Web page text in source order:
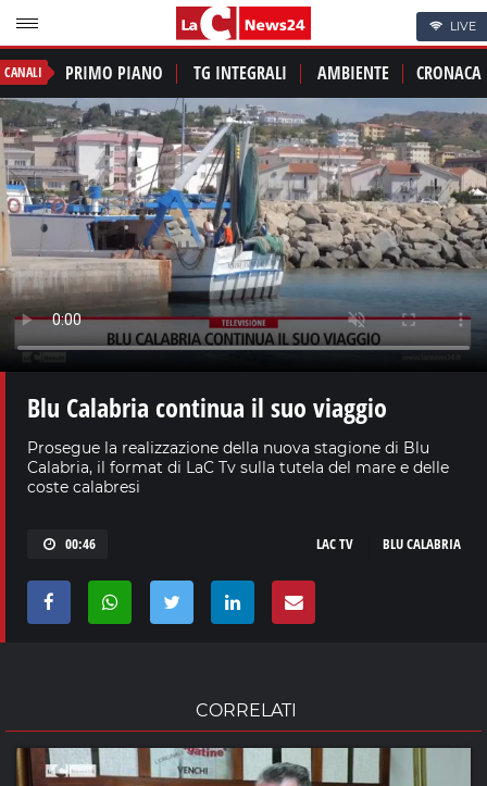
LIVE
CANALI PRIMO PIANO TG INTEGRALI AMBIENTE CRONACA
Blu Calabria continua il suo viaggio
Prosegue la realizzazione della nuova stagione di Blu
Calabria, il format di LaC Tv sulla tutela del mare e delle
coste calabresi
00:46 BLU CALABRIA
LAC TV
CORRELATI